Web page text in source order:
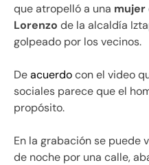
que atropelló a una mujer
Lorenzo de la alcaldía
golpeado por los vecinos.
Deacuerdocon el video
sociales parece que el
propósito.
En la grabación se puede
de noche por una calle,